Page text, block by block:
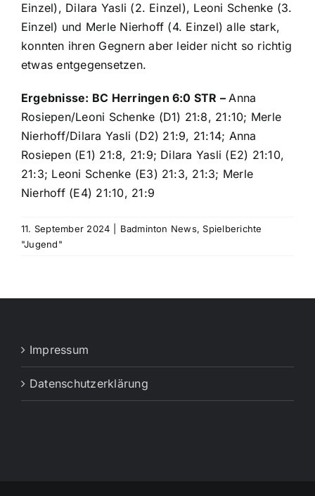
Einzel), Dilara Yasli (2. Einzel), Leoni Schenke (3.
Einzel) und Merle Nierhoff (4. Einzel) alle stark,
konnten ihren Gegnern aber leider nicht so richtig
etwas entgegensetzen.
Ergebnisse: BC Herringen 6:0 STR –Anna
Rosiepen/Leoni Schenke (D1) 21:8, 21:10; Merle
Nierhoff/Dilara Yasli (D2) 21:9, 21:14; Anna
Rosiepen (E1) 21:8, 21:9; Dilara Yasli (E2) 21:10,
21:3; Leoni Schenke (E3) 21:3, 21:3; Merle
Nierhoff (E4) 21:10, 21:9
11. September 2024 Badminton News,Spielberichte
"Jugend"
Impressum
Datenschutzerklärung